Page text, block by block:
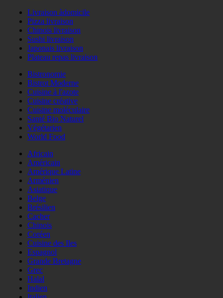
Livraison àdomicile
Pizza livraison
Chinois livraison
Sushi livraison
Japonais livraison
Plateau repas livraison
Bistronomie
Bistrot Moderne
Cuisine à l'azote
Cuisine créative
Cuisine moléculaire
Santé Bio Naturel
Végétarien
World Food
Africain
Américain
Amérique Latine
Arménien
Asiatique
Belge
Brésilien
Cacher
Chinois
Coréen
Cuisine des Iles
Espagnol
Grande Bretagne
Grec
Halal
Indien